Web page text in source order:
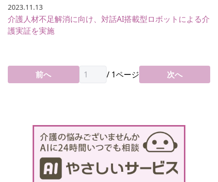
2023.11.13
介護人材不足解消に向け、対話AI搭載型ロボットによる介
護実証を実施
前へ / 1ページ 次へ